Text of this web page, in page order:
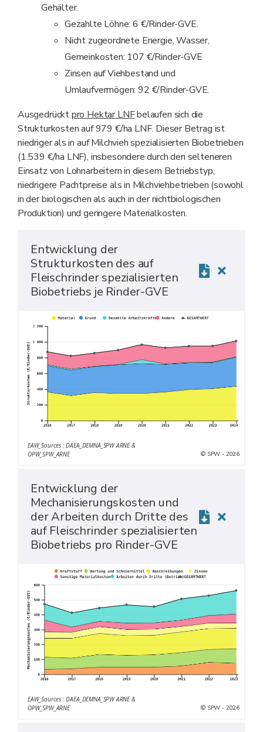
Gehälter.
Gezahlte Löhne: 6 €/Rinder-GVE.
Nicht zugeordnete Energie, Wasser,
Gemeinkosten: 107 €/Rinder-GVE
Zinsen auf Viehbestand und
Umlaufvermögen: 92 €/Rinder-GVE.
Ausgedrücktpro Hektar LNFbelaufen sich die
Strukturkosten auf 979 €/ha LNF. Dieser Betrag ist
niedriger als in auf Milchvieh spezialisierten Biobetrieben
(1.539 €/ha LNF), insbesondere durch den selteneren
Einsatz von Lohnarbeitern in diesem Betriebstyp,
niedrigere Pachtpreise als in Milchviehbetrieben (sowohl
in der biologischen als auch in der nichtbiologischen
Produktion) und geringere Materialkosten.
Entwicklung der
Strukturkosten des auf
Fleischrinder spezialisierten
Biobetriebs je Rinder-GVE
EAW_Sources : DAEA_DEMNA_SPW ARNE &
OPW_SPW_ARNE
© SPW - 2026
Entwicklung der
Mechanisierungskosten und
der Arbeiten durch Dritte des
auf Fleischrinder spezialisierten
Biobetriebs pro Rinder-GVE
EAW_Sources : DAEA_DEMNA_SPW ARNE &
OPW_SPW_ARNE
© SPW - 2026